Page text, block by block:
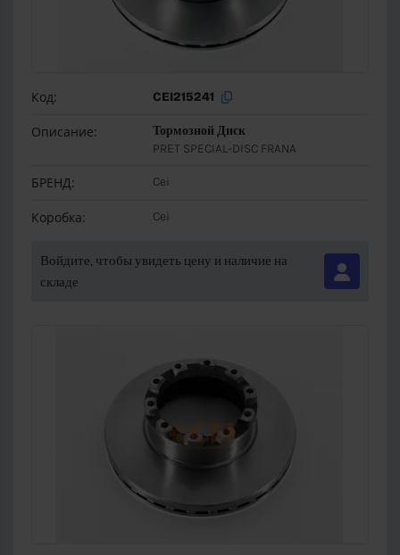
Код: CEI215241
Описание:
Тормозной Диск
PRET SPECIAL-DISC FRANA
БРЕНД: Cei
Коробка: Cei
Войдите, чтобы увидеть цену и наличие на
складе